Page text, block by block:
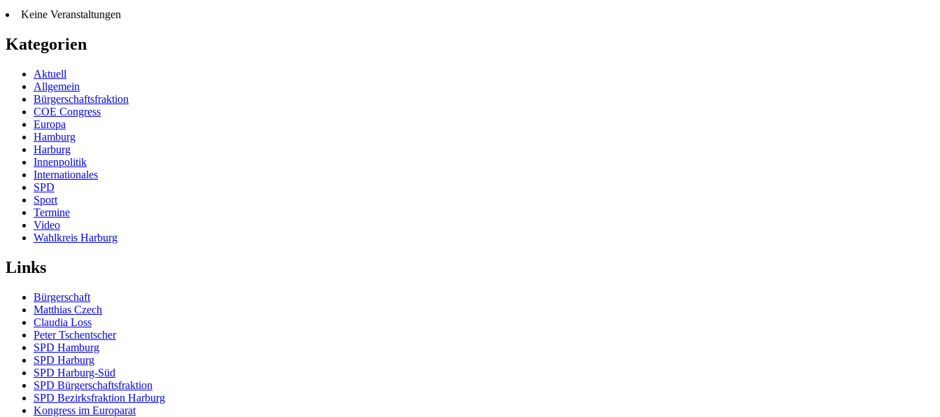
Keine Veranstaltungen
Kategorien
Aktuell
Allgemein
Bürgerschaftsfraktion
COE Congress
Europa
Hamburg
Harburg
Innenpolitik
Internationales
SPD
Sport
Termine
Video
Wahlkreis Harburg
Links
Bürgerschaft
Matthias Czech
Claudia Loss
Peter Tschentscher
SPD Hamburg
SPD Harburg
SPD Harburg-Süd
SPD Bürgerschaftsfraktion
SPD Bezirksfraktion Harburg
Kongress im Europarat